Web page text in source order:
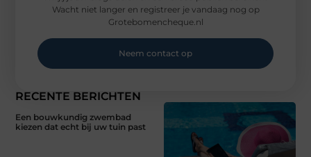
RECENTE BERICHTEN
Een bouwkundig zwembad
kiezen dat echt bij uw tuin past
Wacht niet langer en registreer je vandaag nog op
Grotebomencheque.nl
Neem contact op